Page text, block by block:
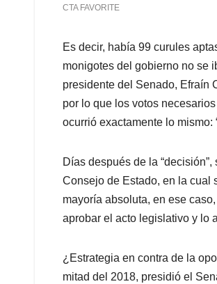
Es decir, había 99 curules
monigotes del gobierno no se
presidente del Senado, Efraín
por lo que los votos
ocurrió exactamente lo mismo:
Días después de la
Consejo de Estado, en la cual
mayoría absoluta, en ese
aprobar el acto legislativo y lo
¿Estrategia en contra de la
mitad del 2018, presidió el